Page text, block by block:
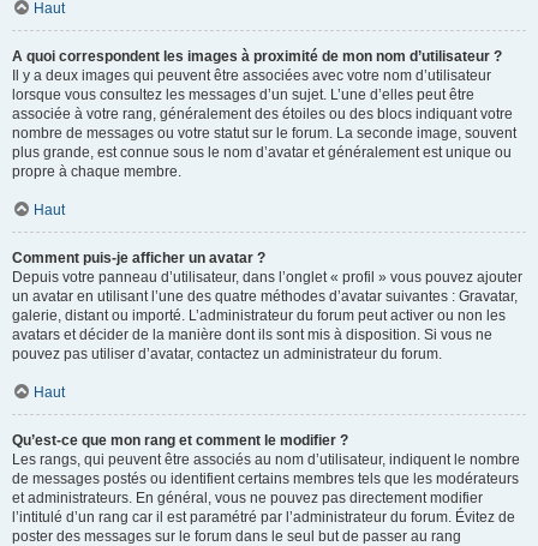
Haut
A quoi correspondent les images à proximité de mon nom d’utilisateur ?
Il y a deux images qui peuvent être associées avec votre nom d’utilisateur
lorsque vous consultez les messages d’un sujet. L’une d’elles peut être
associée à votre rang, généralement des étoiles ou des blocs indiquant votre
nombre de messages ou votre statut sur le forum. La seconde image, souvent
plus grande, est connue sous le nom d’avatar et généralement est unique ou
propre à chaque membre.
Haut
Comment puis-je afficher un avatar ?
Depuis votre panneau d’utilisateur, dans l’onglet « profil » vous pouvez ajouter
un avatar en utilisant l’une des quatre méthodes d’avatar suivantes : Gravatar,
galerie, distant ou importé. L’administrateur du forum peut activer ou non les
avatars et décider de la manière dont ils sont mis à disposition. Si vous ne
pouvez pas utiliser d’avatar, contactez un administrateur du forum.
Haut
Qu’est-ce que mon rang et comment le modifier ?
Les rangs, qui peuvent être associés au nom d’utilisateur, indiquent le nombre
de messages postés ou identifient certains membres tels que les modérateurs
et administrateurs. En général, vous ne pouvez pas directement modifier
l’intitulé d’un rang car il est paramétré par l’administrateur du forum. Évitez de
poster des messages sur le forum dans le seul but de passer au rang